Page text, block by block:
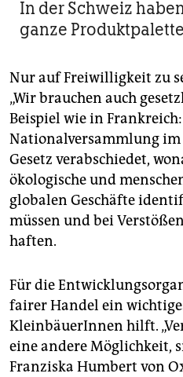
In der Schweiz
ganze
Nur auf Freiwilligkeit zu
„Wir brauchen auch
Beispiel wie in
Nationalversammlung im
Gesetz verabschiedet,
ökologische und
globalen Geschäfte
müssen und bei
haften.
Für die
fairer Handel ein
KleinbäuerInnen hilft.
eine andere Möglichkeit,
Franziska Humbert von